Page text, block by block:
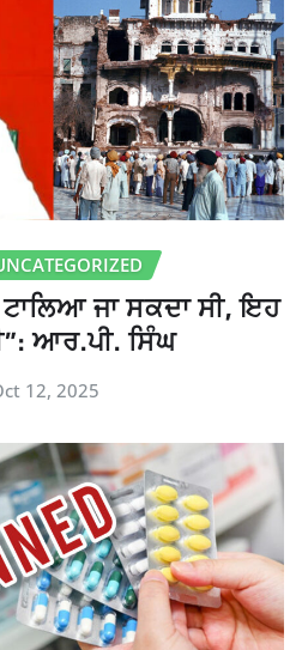
ਜਾ ਸਕਦਾ ਸੀ, ਇਹ
ਆਰ.ਪੀ. ਸਿੰਘ
12, 2025